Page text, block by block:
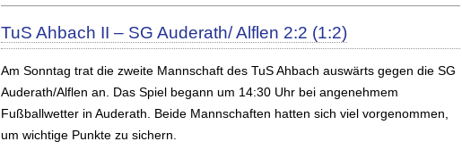
TuS Ahbach II – SG Auderath/ Alflen 2:2 (1:2)
Am Sonntag trat die zweite Mannschaft des TuS Ahbach auswärts gegen die SG
Auderath/Alflen an. Das Spiel begann um 14:30 Uhr bei angenehmem
Fußballwetter in Auderath. Beide Mannschaften hatten sich viel vorgenommen,
um wichtige Punkte zu sichern.